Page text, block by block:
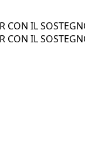
CON IL
CON IL